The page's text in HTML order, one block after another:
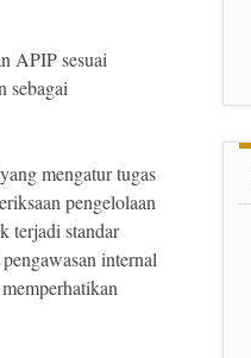
APIP sesuai
sebagai
mengatur tugas
pengelolaan
terjadi standar
internal